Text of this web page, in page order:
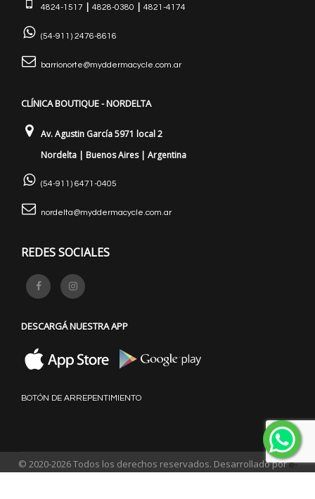
4824-1517 | 4828-0380 | 4821-4174
(54-911) 2476-8616
barrionorte@myddermacycle.com.ar
CLÍNICA BOUTIQUE - NORDELTA
Av. Agustin García 5971 local 2
Nordelta | Buenos Aires | Argentina
(54-911) 6471-0405
nordelta@myddermacycle.com.ar
REDES SOCIALES
DESCARGÁ NUESTRA APP
BOTÓN DE ARREPENTIMIENTO
© 2020-2026 Todos los derechos reservados. Desarrollado pore-